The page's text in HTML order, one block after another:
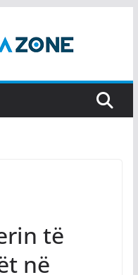
të
në